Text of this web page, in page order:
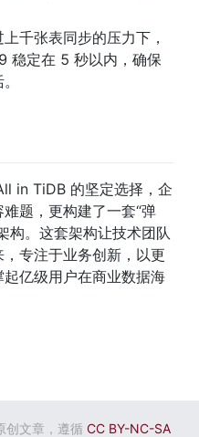
上千张表同步的压力下，
稳定在 5 秒以内，确保
in TiDB 的坚定选择，企
题，更构建了一套“弹
构。这套架构让技术团队
专注于业务创新，以更
亿级用户在商业数据海
创文章，遵循 CC BY-NC-SA